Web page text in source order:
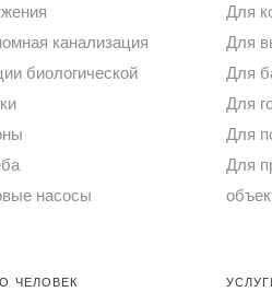
канализация
биологической
насосы
ЧЕЛОВЕК
Для
Для
Для
Для
Для
Для